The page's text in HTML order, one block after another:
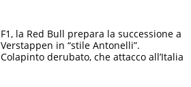
F1, la Red Bull prepara la successione a
Verstappen in “stile Antonelli”.
Colapinto derubato, che attacco all’Italia